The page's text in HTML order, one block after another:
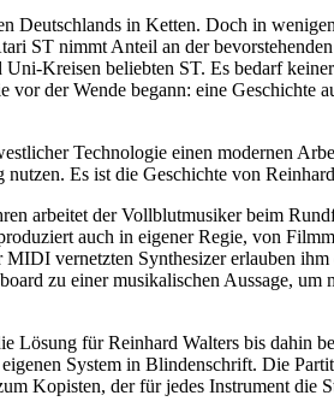
in Ketten. Doch in
ST nimmt Anteil an der
Kreisen beliebten ST. Es bedarf
der Wende begann: eine Geschichte
Technologie einen modernen
Es ist die Geschichte von
arbeitet der Vollblutmusiker beim
auch in eigener Regie, von
MIDI vernetzten Synthesizer erlauben
zu einer musikalischen Aussage, um
für Reinhard Walters bis dahin
System in Blindenschrift. Die
Kopisten, der für jedes Instrument die